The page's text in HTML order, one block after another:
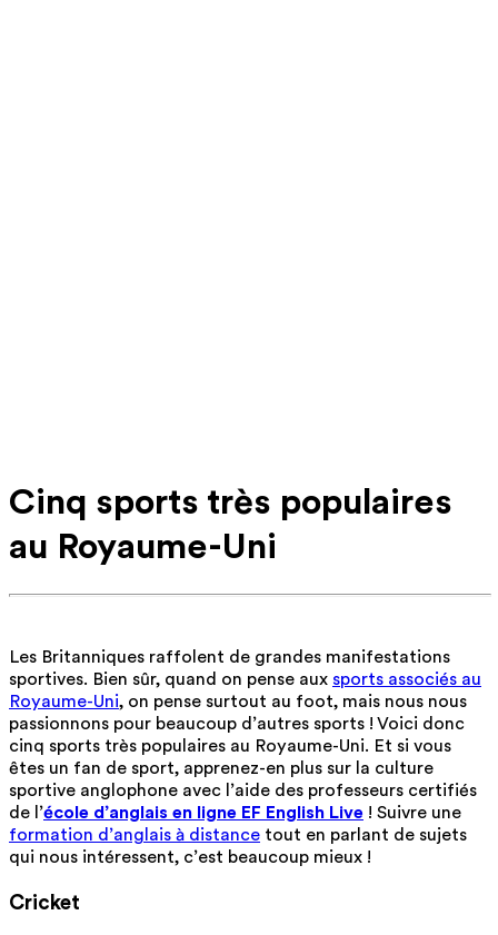
Cinq sports très populaires
au Royaume-Uni
Les Britanniques raffolent de grandes manifestations
sportives. Bien sûr, quand on pense aux sports associés au
Royaume-Uni, on pense surtout au foot, mais nous nous
passionnons pour beaucoup d’autres sports ! Voici donc
cinq sports très populaires au Royaume-Uni. Et si vous
êtes un fan de sport, apprenez-en plus sur la culture
sportive anglophone avec l’aide des professeurs certifiés
de l’école d’anglais en ligne EF English Live ! Suivre une
formation d’anglais à distance tout en parlant de sujets
qui nous intéressent, c’est beaucoup mieux !
Cricket